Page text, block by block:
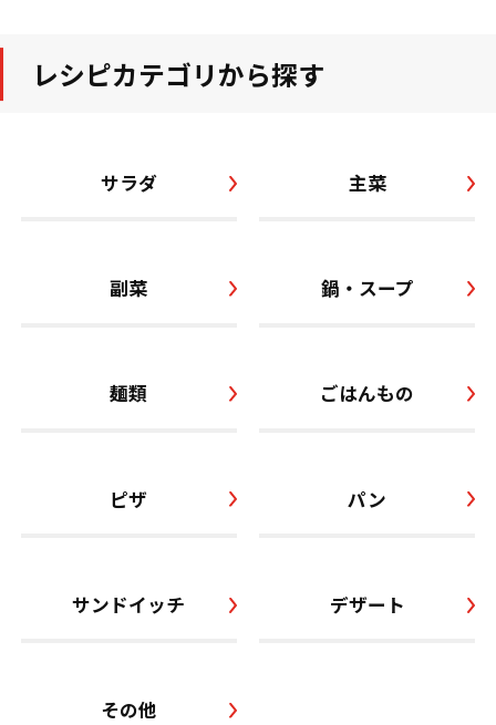
レシピカテゴリから探す
サラダ 主菜
副菜 鍋・スープ
麺類 ごはんもの
ピザ パン
サンドイッチ デザート
その他